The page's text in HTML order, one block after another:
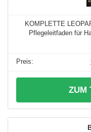
KOMPLETTE
Pflegeleitfaden für
ZUM